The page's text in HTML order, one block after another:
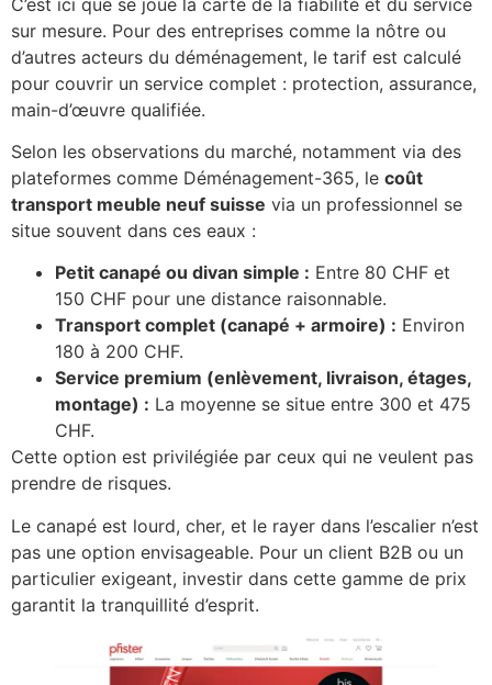
sur mesure. Pour des entreprises comme la nôtre ou
d’autres acteurs du déménagement, le tarif est calculé
pour couvrir un service complet : protection, assurance,
main-d’œuvre qualifiée.
Selon les observations du marché, notamment via des
plateformes comme Déménagement-365, le coût
transport meuble neuf suisse via un professionnel se
situe souvent dans ces eaux :
Petit canapé ou divan simple : Entre 80 CHF et
150 CHF pour une distance raisonnable.
Transport complet (canapé + armoire) : Environ
180 à 200 CHF.
Service premium (enlèvement, livraison, étages,
montage) : La moyenne se situe entre 300 et 475
CHF.
Cette option est privilégiée par ceux qui ne veulent pas
prendre de risques.
Le canapé est lourd, cher, et le rayer dans l’escalier n’est
pas une option envisageable. Pour un client B2B ou un
particulier exigeant, investir dans cette gamme de prix
garantit la tranquillité d’esprit.